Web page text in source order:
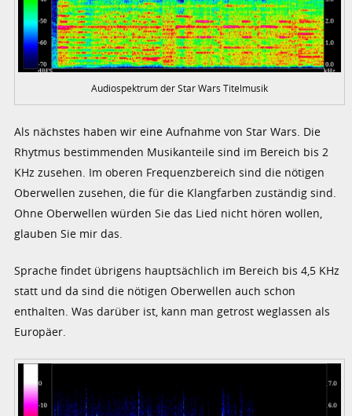
Audiospektrum der Star Wars Titelmusik
Als nächstes haben wir eine Aufnahme von Star Wars. Die
Rhytmus bestimmenden Musikanteile sind im Bereich bis 2
KHz zusehen. Im oberen Frequenzbereich sind die nötigen
Oberwellen zusehen, die für die Klangfarben zuständig sind.
Ohne Oberwellen würden Sie das Lied nicht hören wollen,
glauben Sie mir das.
Sprache findet übrigens hauptsächlich im Bereich bis 4,5 KHz
statt und da sind die nötigen Oberwellen auch schon
enthalten. Was darüber ist, kann man getrost weglassen als
Europäer.